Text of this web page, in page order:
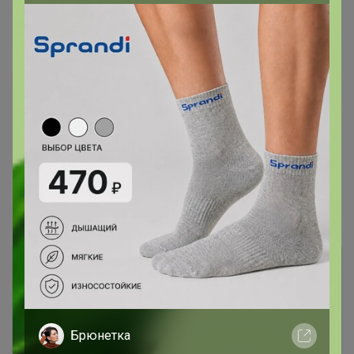
Показаны записи1-10из10
Брюнетка